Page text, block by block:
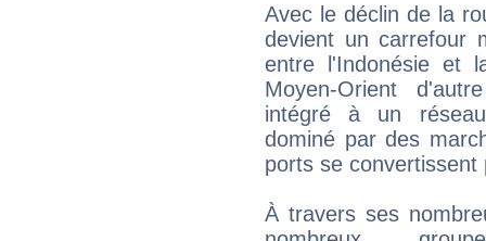
Avec le déclin de la
devient un carrefour
entre l'Indonésie et
Moyen-Orient
intégré à un
dominé par des
ports se
À travers ses